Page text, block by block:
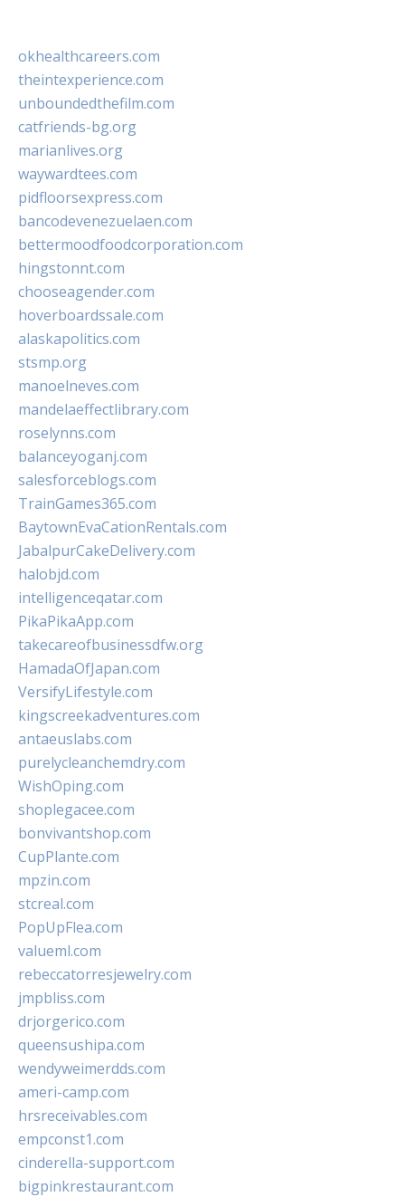
okhealthcareers.com
theintexperience.com
unboundedthefilm.com
catfriends-bg.org
marianlives.org
waywardtees.com
pidfloorsexpress.com
bancodevenezuelaen.com
bettermoodfoodcorporation.com
hingstonnt.com
chooseagender.com
hoverboardssale.com
alaskapolitics.com
stsmp.org
manoelneves.com
mandelaeffectlibrary.com
roselynns.com
balanceyoganj.com
salesforceblogs.com
TrainGames365.com
BaytownEvaCationRentals.com
JabalpurCakeDelivery.com
halobjd.com
intelligenceqatar.com
PikaPikaApp.com
takecareofbusinessdfw.org
HamadaOfJapan.com
VersifyLifestyle.com
kingscreekadventures.com
antaeuslabs.com
purelycleanchemdry.com
WishOping.com
shoplegacee.com
bonvivantshop.com
CupPlante.com
mpzin.com
stcreal.com
PopUpFlea.com
valueml.com
rebeccatorresjewelry.com
jmpbliss.com
drjorgerico.com
queensushipa.com
wendyweimerdds.com
ameri-camp.com
hrsreceivables.com
empconst1.com
cinderella-support.com
bigpinkrestaurant.com